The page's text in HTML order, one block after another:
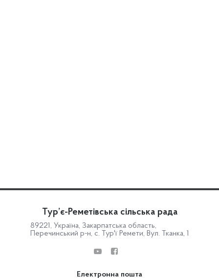
Тур’є-Реметівська сільська рада
89221, Україна, Закарпатська область,
Перечинський р-н, с. Тур'ї Ремети, Вул. Тканка, 1
Електронна пошта